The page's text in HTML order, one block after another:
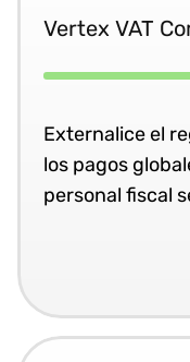
Vertex VAT
Externalice el
los pagos
personal fiscal